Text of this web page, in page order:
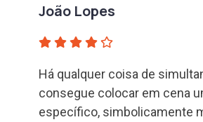
João Lopes
Há qualquer coisa de
consegue colocar em cena
específico, simbolicamente